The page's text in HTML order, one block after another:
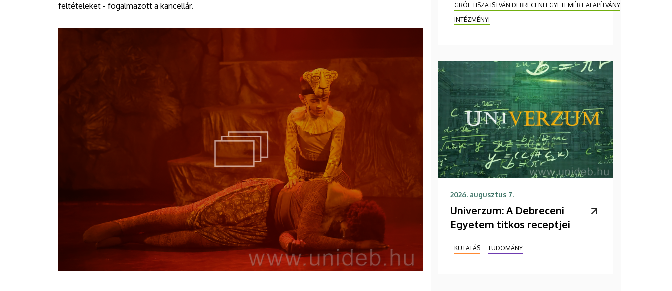
feltételeket - fogalmazott a kancellár.
GRÓF TISZA ISTVÁN DEBRECENI EGYETEMÉRT ALAPÍTVÁNY
INTÉZMÉNYI
2026. augusztus 7.
Univerzum: A Debreceni
Egyetem titkos receptjei
KUTATÁS TUDOMÁNY